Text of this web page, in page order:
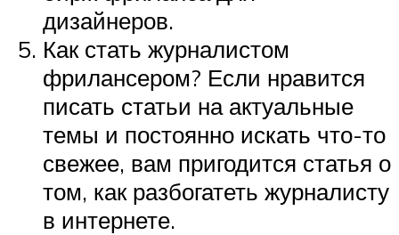
дизайнеров.
Как стать журналистом
фрилансером? Если нравится
писать статьи на актуальные
темы и постоянно искать что-то
свежее, вам пригодится статья о
том, как разбогатеть журналисту
в интернете.